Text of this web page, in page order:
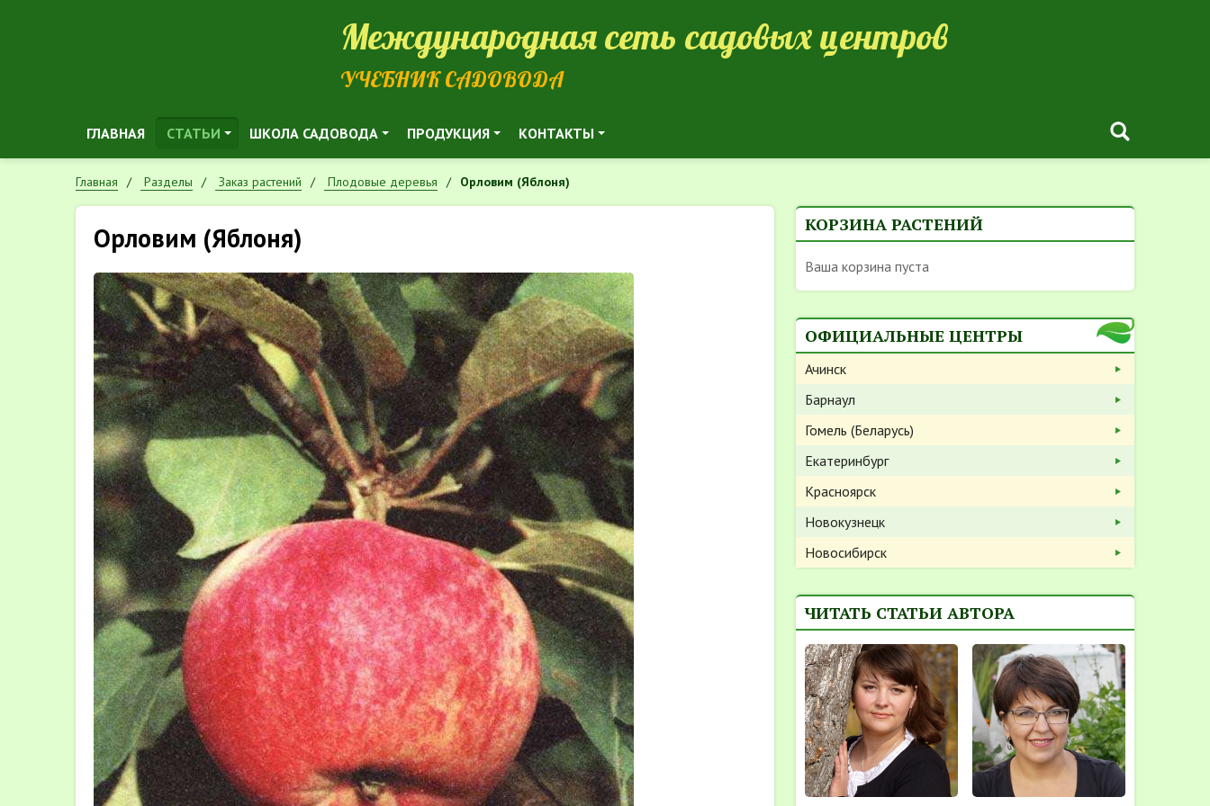
Международная сеть садовых центров
УЧЕБНИК САДОВОДА
ГЛАВНАЯ СТАТЬИ ШКОЛА САДОВОДА ПРОДУКЦИЯ КОНТАКТЫ
Главная Разделы Заказ растений Плодовые деревья Орловим (Яблоня)
Орловим (Яблоня) КОРЗИНА РАСТЕНИЙ
Ваша корзина пуста
ОФИЦИАЛЬНЫЕ ЦЕНТРЫ
Ачинск
Барнаул
Гомель (Беларусь)
Екатеринбург
Красноярск
Новокузнецк
Новосибирск
ЧИТАТЬ СТАТЬИ АВТОРА